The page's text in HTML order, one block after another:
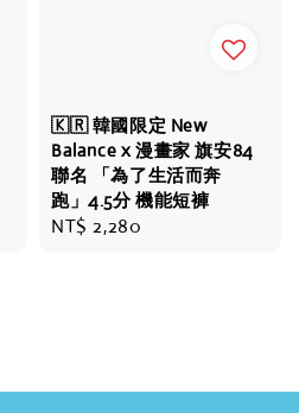
🇰🇷 韓國限定 New
Balance x 漫畫家 旗安84
聯名 「為了生活而奔
跑」4.5分 機能短褲
Regular
NT$ 2,280